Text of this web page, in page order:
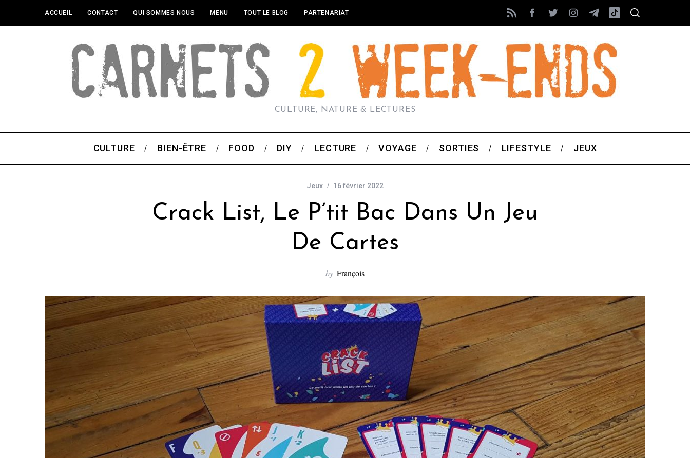
ACCUEIL CONTACT QUI SOMMES NOUS MENU TOUT LE BLOG PARTENARIAT
CULTURE, NATURE & LECTURES
CULTURE BIEN-ÊTRE FOOD DIY LECTURE VOYAGE SORTIES LIFESTYLE JEUX
Jeux 16 février 2022
Crack List, Le P’tit Bac Dans Un Jeu
De Cartes
by François